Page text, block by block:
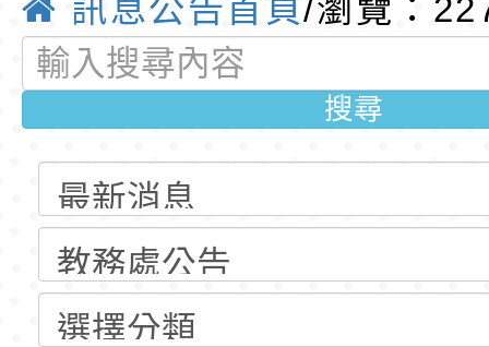
公告(尚有缺額)
梯特教代理教師甄選
公告(尚有缺額)
特殊教育學生及幼兒
明手冊(修訂版)與學
說明影片
轉知臺中市政府政風
光城市手牽手，綠能
走」動畫影片
本府115年70歲以上
員健康講座「吃得安
心」，請退休同仁踴
清華光罩教學專業論
動時代中的好老師：
教師韌性
轉環境部「淨零綠領
程」
轉農業部桃園區農業
訊息公告首頁/瀏覽：
搜尋